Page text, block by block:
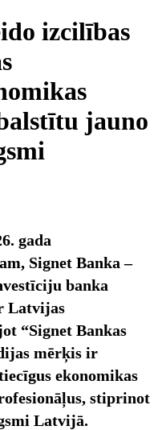
izcilības
jauno
gada
Signet Banka –
banka
Latvijas
“Signet Bankas
mērķis ir
ekonomikas
stiprinot
Latvijā.